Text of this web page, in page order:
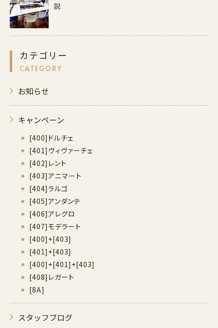
説
カテゴリー
CATEGORY
お知らせ
キャンペーン
[400]ドルチェ
[401]ヴィヴァーチェ
[402]レント
[403]アニマート
[404]ラルゴ
[405]アンダンテ
[406]アレグロ
[407]モデラート
[400]+[403]
[401]+[403]
[400]+[401]+[403]
[408]レガート
[8A]
スタッフブログ